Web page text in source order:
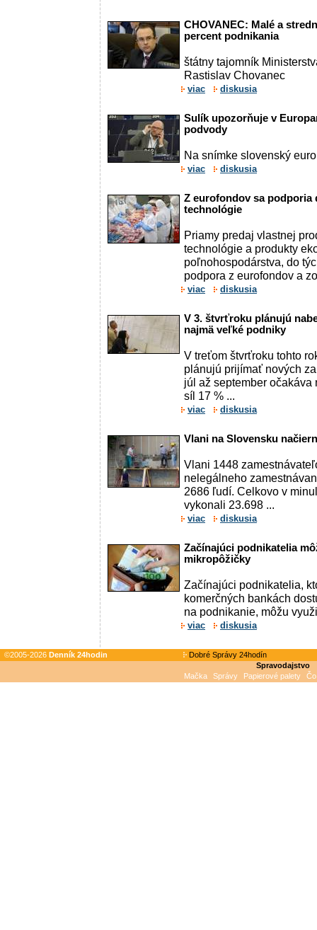
CHOVANEC: Malé a
percent podnikania
štátny tajomník
Rastislav Chovanec
viac diskusia
Sulík upozorňuje v
podvody
Na snímke slovenský
viac diskusia
Z eurofondov sa podporia
technológie
Priamy predaj vlastnej
technológie a produkty
poľnohospodárstva, do
podpora z eurofondov a
viac diskusia
V 3. štvrťroku plánujú
najmä veľké podniky
V treťom štvrťroku tohto
plánujú prijímať nových
júl až september očakáva
síl 17 % ...
viac diskusia
Vlani na Slovensku
Vlani 1448
nelegálneho
2686 ľudí. Celkovo v
vykonali 23.698 ...
viac diskusia
Začínajúci podnikatelia
mikropôžičky
Začínajúci podnikatelia,
komerčných bankách
na podnikanie, môžu
viac diskusia
©2005-2026 Denník 24hodin
Dobré Správy 24hodín
Spravodajstvo
Mačka
Správy Papierové palety